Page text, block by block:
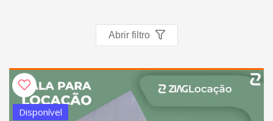
Abrir filtro
Disponível